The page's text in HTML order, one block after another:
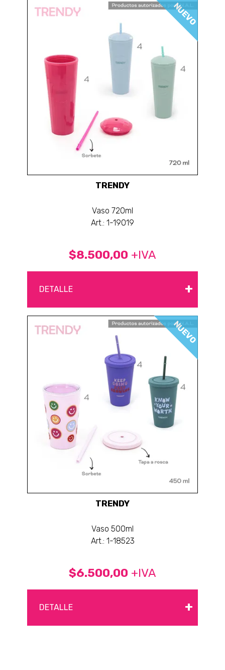
NUEVO
TRENDY
Vaso 720ml
Art.: 1-19019
$8.500,00 +IVA
DETALLE +
NUEVO
TRENDY
Vaso 500ml
Art.: 1-18523
$6.500,00 +IVA
DETALLE +